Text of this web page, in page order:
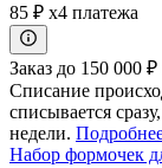
85 ₽ x4 платежа
Заказ до 150 000
Списание
списывается
недели.
Набор формочек